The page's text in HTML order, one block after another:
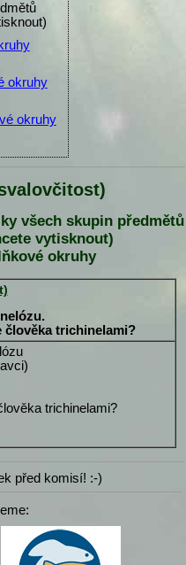
okruhy
okruhy
všech skupin předmětů
vytisknout)
okruhy
člověka trichinelami?
trichinelami?
před komisí! :-)